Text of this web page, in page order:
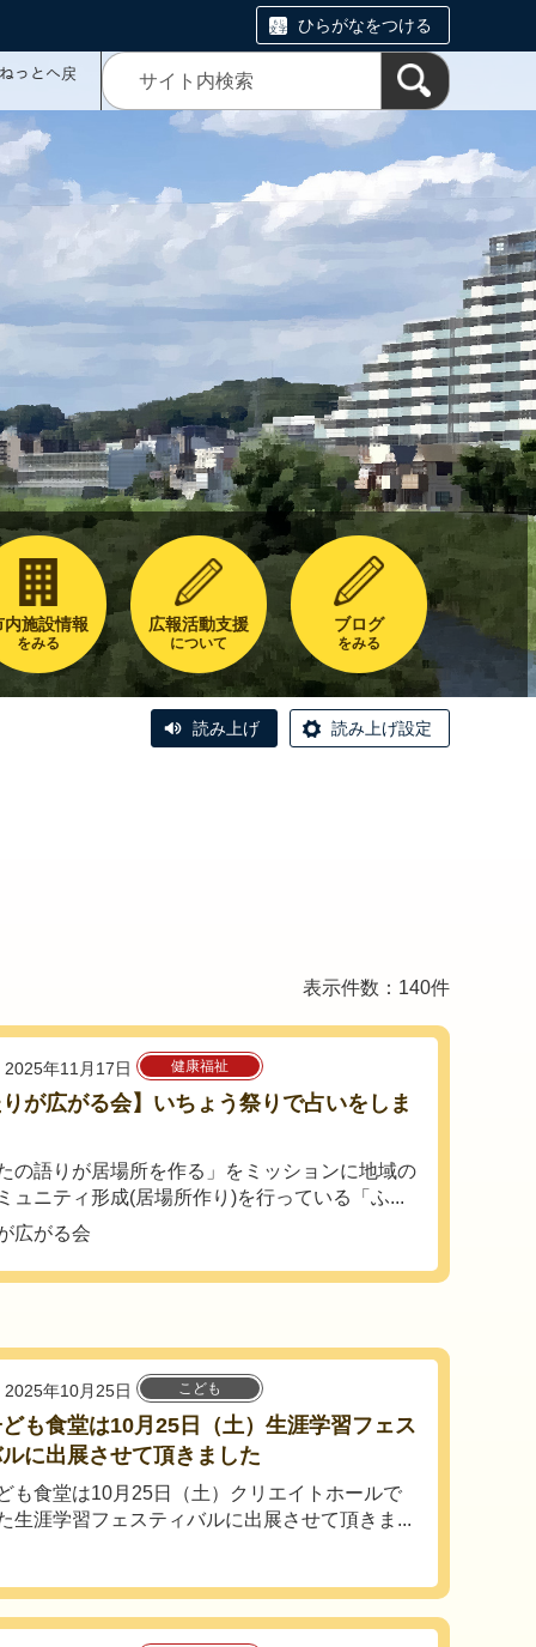
ひらがなをつける
っとへ戻
内施設情報
をみる
広報活動支援
について
ブログ
をみる
読み上げ 読み上げ設定
表示件数：140件
2025年11月17日 健康福祉
りが広がる会】いちょう祭りで占いをしま
の語りが居場所を作る」をミッションに地域の
ュニティ形成(居場所作り)を行っている「ふ...
広がる会
2025年10月25日 こども
も食堂は10月25日（土）生涯学習フェス
に出展させて頂きました
も食堂は10月25日（土）クリエイトホールで
生涯学習フェスティバルに出展させて頂きま...